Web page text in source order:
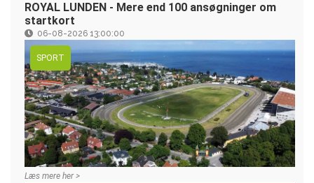
ROYAL LUNDEN - Mere end 100 ansøgninger om
startkort
06-08-2026 13:00:00
SPORT
Læs mere her >